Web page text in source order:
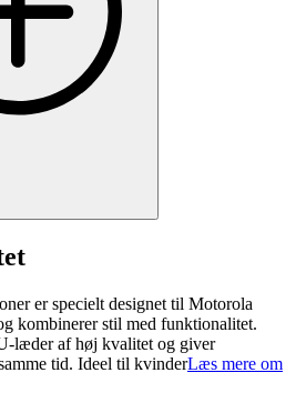
er specielt designet til Motorola
kombinerer stil med funktionalitet.
læder af høj kvalitet og giver
tid. Ideel til kvinderLæs mere om